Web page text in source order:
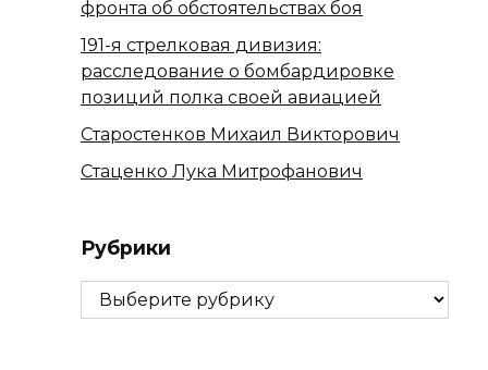
фронта об обстоятельствах боя
191-я стрелковая дивизия:
расследование о бомбардировке
позиций полка своей авиацией
Старостенков Михаил Викторович
Стаценко Лука Митрофанович
Рубрики
Рубрики